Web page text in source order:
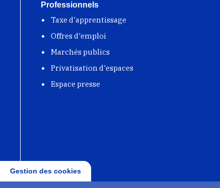
Professionnels
Taxe d'apprentissage
Offres d'emploi
Marchés publics
Privatisation d'espaces
Espace presse
Gestion des cookies